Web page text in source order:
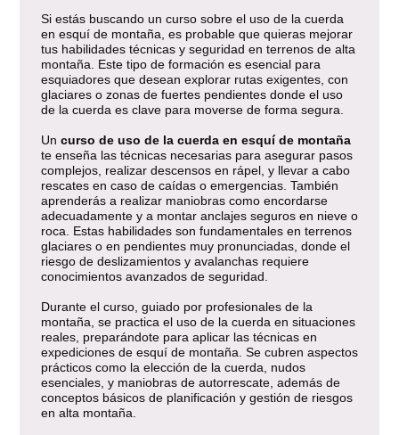
Si estás buscando un curso sobre el uso de la cuerda
en esquí de montaña, es probable que quieras mejorar
tus habilidades técnicas y seguridad en terrenos de alta
montaña. Este tipo de formación es esencial para
esquiadores que desean explorar rutas exigentes, con
glaciares o zonas de fuertes pendientes donde el uso
de la cuerda es clave para moverse de forma segura.
Un curso de uso de la cuerda en esquí de montaña
te enseña las técnicas necesarias para asegurar pasos
complejos, realizar descensos en rápel, y llevar a cabo
rescates en caso de caídas o emergencias. También
aprenderás a realizar maniobras como encordarse
adecuadamente y a montar anclajes seguros en nieve o
roca. Estas habilidades son fundamentales en terrenos
glaciares o en pendientes muy pronunciadas, donde el
riesgo de deslizamientos y avalanchas requiere
conocimientos avanzados de seguridad.
Durante el curso, guiado por profesionales de la
montaña, se practica el uso de la cuerda en situaciones
reales, preparándote para aplicar las técnicas en
expediciones de esquí de montaña. Se cubren aspectos
prácticos como la elección de la cuerda, nudos
esenciales, y maniobras de autorrescate, además de
conceptos básicos de planificación y gestión de riesgos
en alta montaña.